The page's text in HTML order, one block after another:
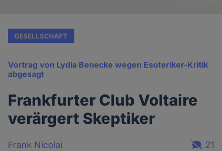
GESELLSCHAFT
Vortrag von Lydia Benecke wegen Esoteriker-Kritik
abgesagt
Frankfurter Club Voltaire
verärgert Skeptiker
Frank Nicolai
21